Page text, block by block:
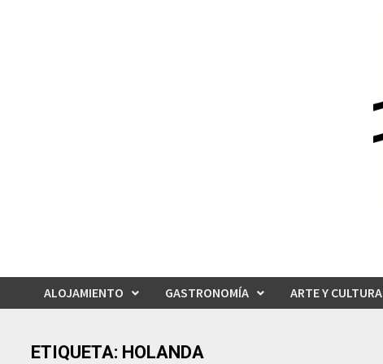
ALOJAMIENTO GASTRONOMÍA ARTE Y CULTURA
ETIQUETA: HOLANDA